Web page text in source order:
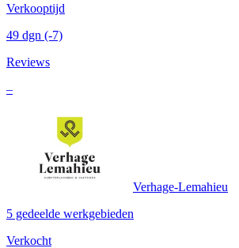
Verkooptijd
49 dgn (-7)
Reviews
–
Verhage-Lemahieu
5 gedeelde werkgebieden
Verkocht